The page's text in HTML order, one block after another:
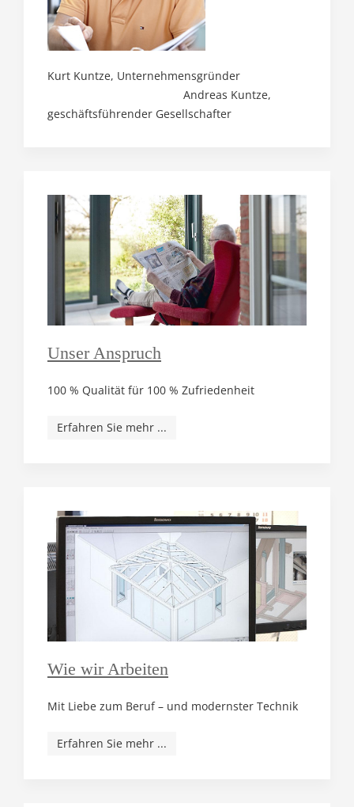
Kurt Kuntze, Unternehmensgründer
Andreas Kuntze,
geschäftsführender Gesellschafter
Unser Anspruch
100 % Qualität für 100 % Zufriedenheit
Erfahren Sie mehr ...
Wie wir Arbeiten
Mit Liebe zum Beruf – und modernster Technik
Erfahren Sie mehr ...